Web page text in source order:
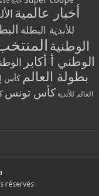
أخبار عالمية
للأندية البطلة
الوطنية
الوطني أ أكابر
بطولة العالم كأس
العالم للأندية كأس تونس
réservés